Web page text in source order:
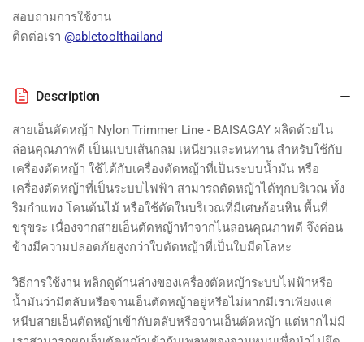
กลม
Nylon
Trimmer
BAISAGAY
Nylon
Trimmer
สอบถามการใช้งาน
ติดต่อเรา @abletoolthailand
Description
สายเอ็นตัดหญ้า Nylon Trimmer Line - BAISAGAY ผลิตด้วยไน
ล่อนคุณภาพดี เป็นแบบเส้นกลม เหนียวและทนทาน สำหรับใช้กับ
เครื่องตัดหญ้า ใช้ได้กับเครื่องตัดหญ้าที่เป็นระบบน้ำมัน หรือ
เครื่องตัดหญ้าที่เป็นระบบไฟฟ้า สามารถตัดหญ้าได้ทุกบริเวณ ทั้ง
ริมกำแพง โคนต้นไม้ หรือใช้ตัดในบริเวณที่มีเศษก้อนหิน พื้นที่
ขรุขระ เนื่องจากสายเอ็นตัดหญ้าทำจากไนลอนคุณภาพดี จึงค่อน
ข้างมีความปลอดภัยสูงกว่าใบตัดหญ้าที่เป็นใบมีดโลหะ
วิธีการใช้งาน พลิกดูด้านล่างของเครื่องตัดหญ้าระบบไฟฟ้าหรือ
น้ำมันว่ามีตลับหรือจานเอ็นตัดหญ้าอยู่หรือไม่หากมีเราเพียงแค่
หนีบสายเอ็นตัดหญ้าเข้ากับตลับหรือจานเอ็นตัดหญ้า แต่หากไม่มี